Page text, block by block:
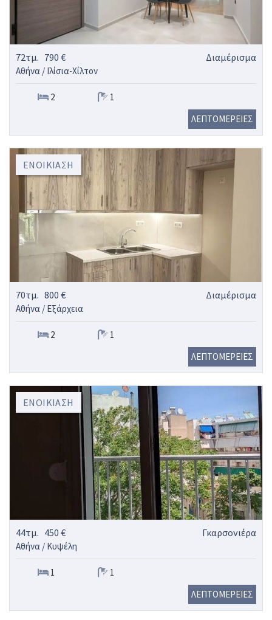
72τμ. 790 € Διαμέρισμα
Αθήνα / Ιλίσια-Χίλτον
2
1
ΛΕΠΤΟΜΕΡΕΙΕΣ
ΕΝΟΙΚΊΑΣΗ
70τμ. 800 € Διαμέρισμα
Αθήνα / Εξάρχεια
2
1
ΛΕΠΤΟΜΕΡΕΙΕΣ
ΕΝΟΙΚΊΑΣΗ
44τμ. 450 € Γκαρσονιέρα
Αθήνα / Κυψέλη
1
1
ΛΕΠΤΟΜΕΡΕΙΕΣ